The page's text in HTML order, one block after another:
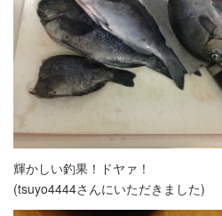
輝かしい釣果！ドヤァ！
(tsuyo4444さんにいただきました)